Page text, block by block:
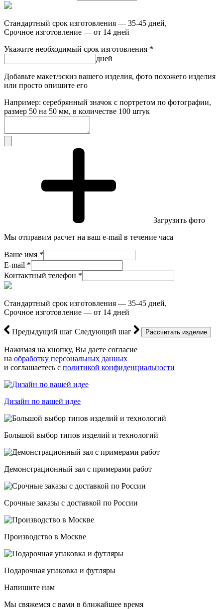
Стандартный срок изготовления — 35-45 дней,
Срочное изготовление — от 14 дней
Укажите необходимый срок изготовления *
дней
Добавьте макет/эскиз вашего изделия, фото похожего изделия
или просто опишите его
Например: серебрянный значок с портретом по фотографии,
размер 50 на 50 мм, в количестве 100 штук
Загрузить фото
Мы отправим расчет на ваш e-mail в течение часа
Ваше имя *
E-mail *
Контактный телефон *
Стандартный срок изготовления — 35-45 дней,
Срочное изготовление — от 14 дней
Предыдущий шаг Следующий шаг
Нажимая на кнопку, Вы даете согласие
на обработку персональных данных
и соглашаетесь с политикой конфиденциальности
Дизайн по вашей идее
Большой выбор типов изделий и технологий
Демонстрационный зал с примерами работ
Срочные заказы с доставкой по России
Производство в Москве
Подарочная упаковка и футляры
Напишите нам
Мы свяжемся с вами в ближайшее время